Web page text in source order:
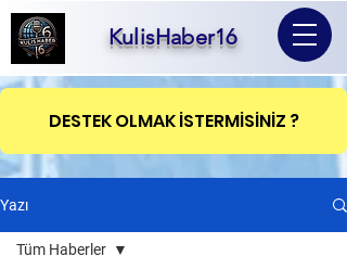
KulisHaber16
DESTEK OLMAK İSTERMİSİNİZ ?
Yazı
Tüm Haberler